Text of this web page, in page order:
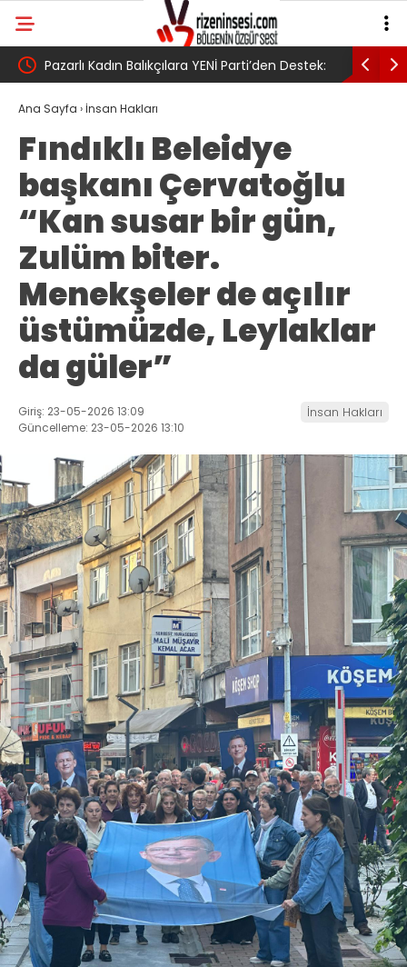
Pazarlı Kadın Balıkçılara YENİ Parti’den Destek:
‘Bu Mücadelede Yanınızdayız!’
AV.
Ana Sayfa › İnsan Hakları
Fındıklı Beleidye
başkanı Çervatoğlu
“Kan susar bir gün,
Zulüm biter.
Menekşeler de açılır
üstümüzde, Leylaklar
da güler”
Giriş: 23-05-2026 13:09
Güncelleme: 23-05-2026 13:10
İnsan Hakları